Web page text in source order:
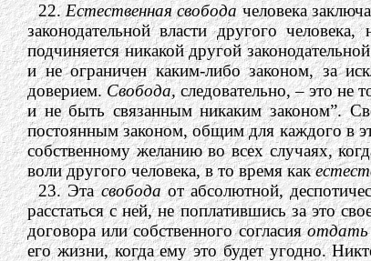
22.Естественная свободачеловека
законодательной власти другого
подчиняется никакой другой
и не ограничен каким-либо законом, за
доверием.Свобода,следовательно, – это не
и не быть связанным никаким законом”.
постоянным законом, общим для каждого в
собственному желанию во всех случаях,
воли другого человека, в то время как
23. Этасвободаот абсолютной,
расстаться с ней, не поплатившись за это
договора или собственного согласияотдать
его жизни, когда ему это будет угодно.